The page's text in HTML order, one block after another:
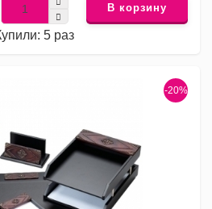
5 раз
В корзину
-20%